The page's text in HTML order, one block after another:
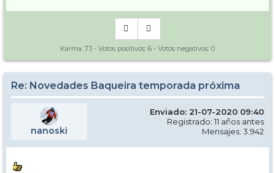
Karma: 73 - Votos positivos: 6 - Votos negativos: 0
Re: Novedades Baqueira temporada próxima
nanoski
Enviado: 21-07-2020 09:40
Registrado: 11 años antes
Mensajes: 3.942